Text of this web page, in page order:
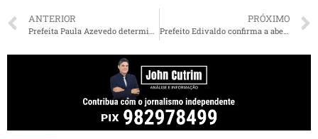
ANTERIOR
Prefeita Paula Azevedo determina o uso de técnica chinesa para limpar espaços públicos
PRÓXIMO
Prefeito Edivaldo confirma a abertura da primeira unidade municipal de longa permanência para o acolhimento de idosos em São Luís